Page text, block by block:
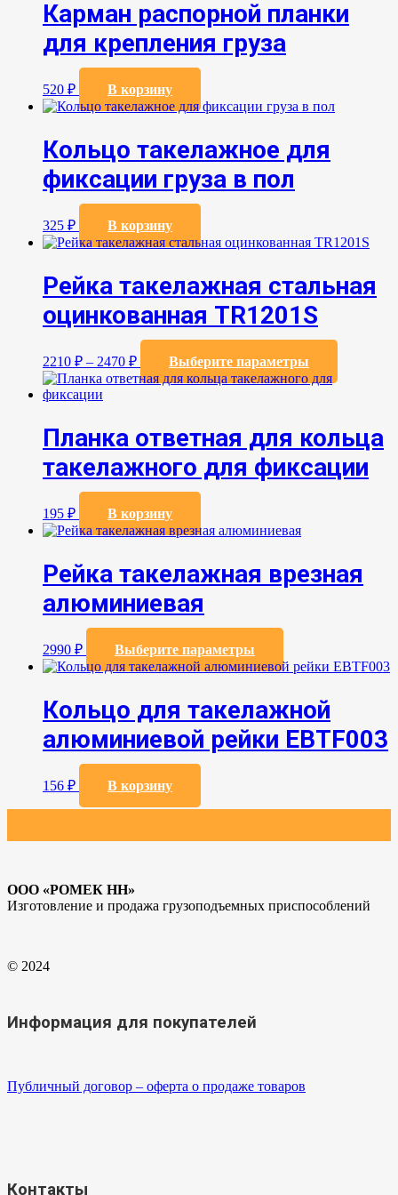
вариаций.
Опции
можно
товара.
Карман распорной планки
для крепления груза
520 ₽ В корзину
Кольцо такелажное для
фиксации груза в пол
325 ₽ В корзину
Рейка такелажная стальная
оцинкованная TR1201S
2210 ₽ – 2470 ₽ Выберите параметры
Опции
можно
выбрать
Планка ответная для кольца
такелажного для фиксации
195 ₽ В корзину
Рейка такелажная врезная
алюминиевая
2990 ₽ Выберите параметры
товар
имеет
вариаций.
Опции
можно
товара.
Кольцо для такелажной
алюминиевой рейки EBTF003
156 ₽ В корзину
ООО «РОМЕК НН»
Изготовление и продажа грузоподъемных приспособлений
© 2024
Информация для покупателей
Публичный договор – оферта о продаже товаров
Контакты